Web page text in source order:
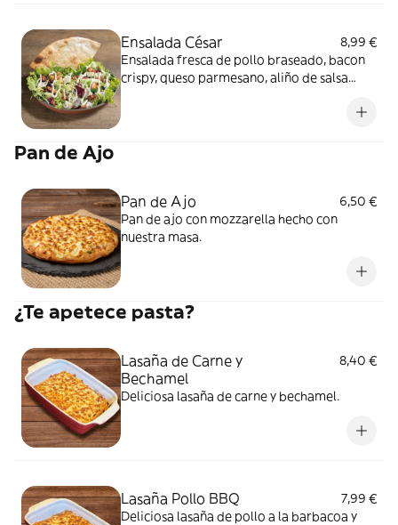
Ensalada César
8,99 €
Ensalada fresca de pollo braseado, bacon
crispy, queso parmesano, aliño de salsa
Pan de Ajo
Pan de Ajo
6,50 €
Pan de ajo con mozzarella hecho con
nuestra masa.
¿Te apetece pasta?
Lasaña de Carne y
Bechamel
8,40 €
Deliciosa lasaña de carne y bechamel.
Lasaña Pollo BBQ
7,99 €
Deliciosa lasaña de pollo a la barbacoa y